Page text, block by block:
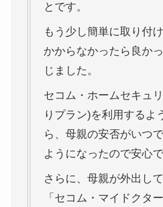
とです。
もう少し簡単に取り付
かからなかったら良か
じました。
セコム・ホームセキュ
りプラン)を利用するよ
ら、母親の安否がいつ
ようになったので安心
さらに、母親が外出し
「セコム・マイドクタ